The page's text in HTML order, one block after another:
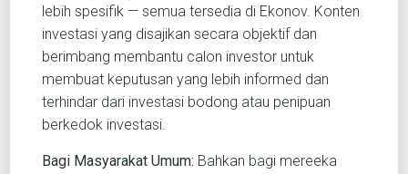
lebih spesifik — semua tersedia di Ekonov. Konten
investasi yang disajikan secara objektif dan
berimbang membantu calon investor untuk
membuat keputusan yang lebih informed dan
terhindar dari investasi bodong atau penipuan
berkedok investasi.
Bagi Masyarakat Umum: Bahkan bagi mereeka